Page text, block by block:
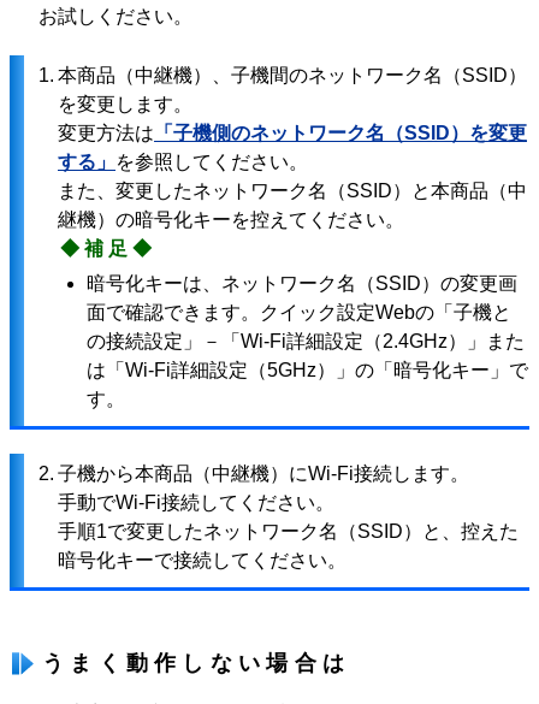
お試しください。
1. 本商品（中継機）、子機間のネットワーク名（SSID）
を変更します。
変更方法は 「子機側のネットワーク名（SSID）を変更
する」 を参照してください。
また、変更したネットワーク名（SSID）と本商品（中
継機）の暗号化キーを控えてください。
◆補足◆
暗号化キーは、ネットワーク名（SSID）の変更画
面で確認できます。クイック設定Webの「子機と
の接続設定」－「Wi-Fi詳細設定（2.4GHz）」また
は「Wi-Fi詳細設定（5GHz）」の「暗号化キー」で
す。
2. 子機から本商品（中継機）にWi-Fi接続します。
手動でWi-Fi接続してください。
手順1で変更したネットワーク名（SSID）と、控えた
暗号化キーで接続してください。
うまく動作しない場合は